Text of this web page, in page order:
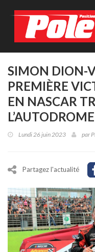
SIMON DION-
PREMIÈRE
EN NASCAR
Lundi 26 juin 2023 par
Partagez l'actualité